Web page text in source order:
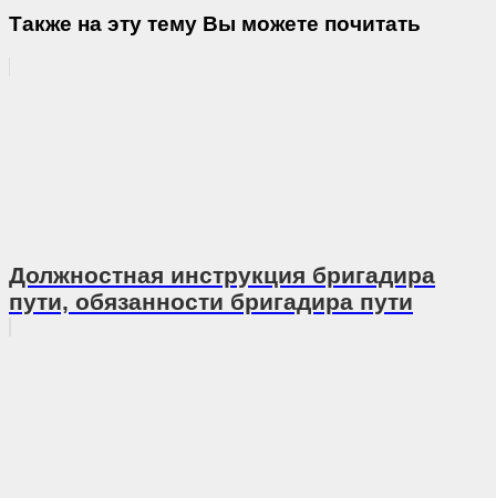
Также на эту тему Вы можете почитать
Должностная инструкция бригадира
пути, обязанности бригадира пути